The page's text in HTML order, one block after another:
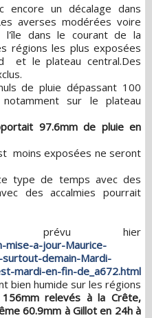
un décalage dans
averses modérées voire
l'île dans le courant de la
régions les plus exposées
et le plateau central.Des
de pluie dépassant 100
sur le plateau
97.6mm de pluie en
moins exposées ne seront
type de temps avec des
des accalmies pourrait
prévu hier
a-jour-Maurice-
demain-Mardi-
mardi-en-fin-de_a672.html
bien humide sur les régions
relevés à la Crête,
60.9mm à Gillot en 24h à